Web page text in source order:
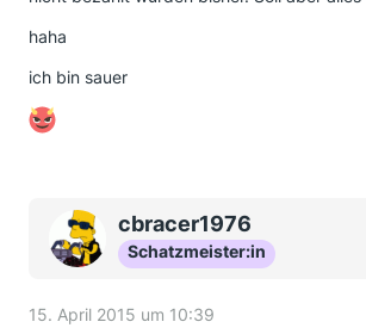
haha
ich bin sauer
cbracer1976
Schatzmeister:in
15. April 2015 um 10:39